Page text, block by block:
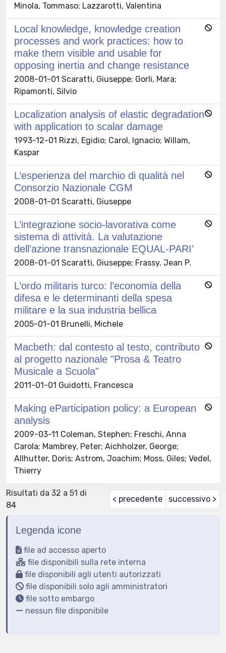
Minola, Tommaso; Lazzarotti, Valentina
Local knowledge, knowledge creation
processes and work practices: how to
make them visible and usable for
opposing inertia and change resistance
2008-01-01 Scaratti, Giuseppe; Gorli, Mara;
Ripamonti, Silvio
Localization analysis of elastic degradation
with application to scalar damage
1993-12-01 Rizzi, Egidio; Carol, Ignacio; Willam,
Kaspar
L’esperienza del marchio di qualità nel
Consorzio Nazionale CGM
2008-01-01 Scaratti, Giuseppe
L’integrazione socio-lavorativa come
sistema di attività. La valutazione
dell’azione transnazionale EQUAL-PARI’
2008-01-01 Scaratti, Giuseppe; Frassy, Jean P.
L’ordo militaris turco: l’economia della
difesa e le determinanti della spesa
militare e la sua industria bellica
2005-01-01 Brunelli, Michele
Macbeth: dal contesto al testo, contributo
al progetto nazionale "Prosa & Teatro
Musicale a Scuola"
2011-01-01 Guidotti, Francesca
Making eParticipation policy: a European
analysis
2009-03-11 Coleman, Stephen; Freschi, Anna
Carola; Mambrey, Peter; Aichholzer, George;
Allhutter, Doris; Astrom, Joachim; Moss, Giles; Vedel,
Thierry
Risultati da 32 a 51 di
84
< precedente successivo >
Legenda icone
file ad accesso aperto
file disponibili sulla rete interna
file disponibili agli utenti autorizzati
file disponibili solo agli amministratori
file sotto embargo
nessun file disponibile